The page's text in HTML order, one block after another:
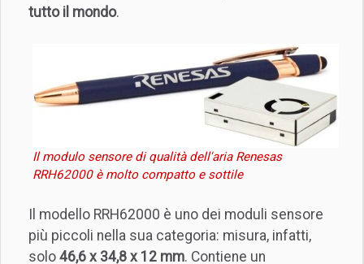
tutto il mondo.
Il modulo sensore di qualità dell'aria Renesas
RRH62000 è molto compatto e sottile
Il modello RRH62000 è uno dei moduli sensore
più piccoli nella sua categoria: misura, infatti,
solo 46,6 x 34,8 x 12 mm. Contiene un